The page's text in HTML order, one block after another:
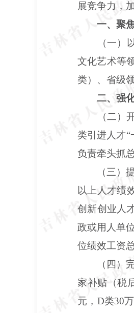
展竞争力，
一、聚
（一）
文化艺术等
类）、省级
二、强
（二）
类引进人才
负责牵头抓总
（三）
以上人才绩
创新创业人
政或用人单
位绩效工资总
（四）
家补贴（税
元，D类30